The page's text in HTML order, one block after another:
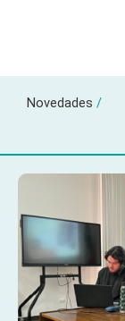
Novedades /